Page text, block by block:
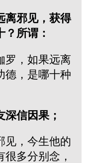
离邪见，获得
所谓：
罗，如果远离
德，是哪十种
信因果；
见，今生他的
多分别念，